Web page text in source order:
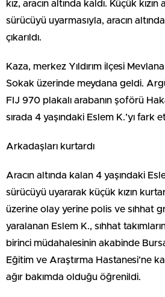
kız, aracın altında kaldı. Küçük kızın
sürücüyü uyarmasıyla, aracın
çıkarıldı.
Kaza, merkez Yıldırım ilçesi
Sokak üzerinde meydana geldi.
FIJ 970 plakalı arabanın şoförü
sırada 4 yaşındaki Eslem K.’yı fark
Arkadaşları kurtardı
Aracın altında kalan 4 yaşındaki
sürücüyü uyararak küçük kızın
üzerine olay yerine polis ve sıhhat
yaralanan Eslem K., sıhhat
birinci müdahalesinin akabinde
Eğitim ve Araştırma Hastanesi’ne
ağır bakımda olduğu öğrenildi.